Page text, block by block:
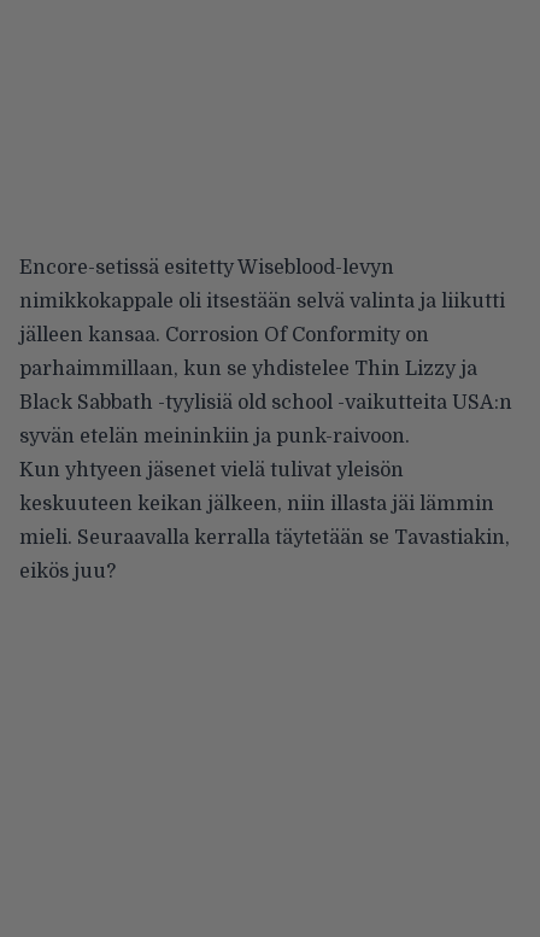
Encore-setissä esitetty Wiseblood-levyn
nimikkokappale oli itsestään selvä valinta ja liikutti
jälleen kansaa. Corrosion Of Conformity on
parhaimmillaan, kun se yhdistelee Thin Lizzy ja
Black Sabbath -tyylisiä old school -vaikutteita USA:n
syvän etelän meininkiin ja punk-raivoon.
Kun yhtyeen jäsenet vielä tulivat yleisön
keskuuteen keikan jälkeen, niin illasta jäi lämmin
mieli. Seuraavalla kerralla täytetään se Tavastiakin,
eikös juu?